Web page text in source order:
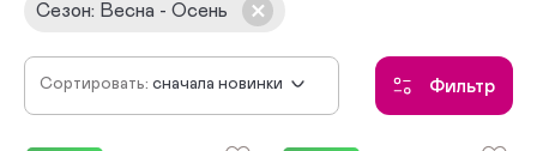
Сезон: Весна - Осень
Сортировать: сначала новинки Фильтр